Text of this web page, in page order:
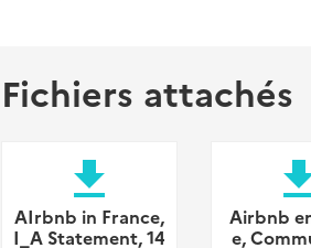
Fichiers attachés
file_download
AIrbnb in France,
I_A Statement, 14
Airbnb
e,